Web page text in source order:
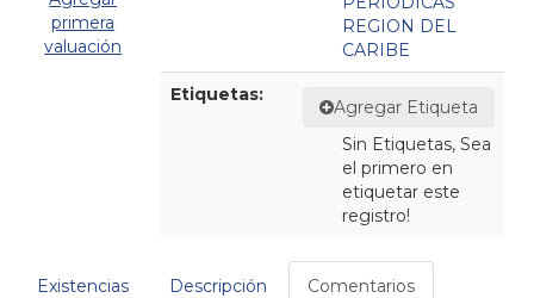
primera
valuación
REGION DEL
CARIBE
Etiquetas:
Agregar Etiqueta
Sin Etiquetas, Sea
el primero en
etiquetar este
registro!
Existencias Descripción Comentarios